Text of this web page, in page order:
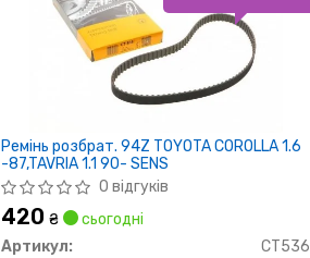
Ремінь розбрат. 94Z TOYOTA COROLLA 1.6
-87,TAVRIA 1.1 90- SENS
0 відгуків
420₴
сьогодні
Артикул:
CT536